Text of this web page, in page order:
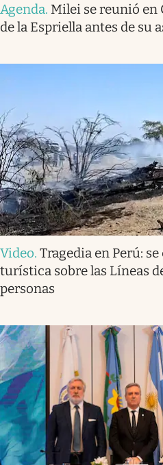
Agenda. Milei se reunió en
de la Espriella antes de su
Video. Tragedia en Perú:
turística sobre las Líneas
personas